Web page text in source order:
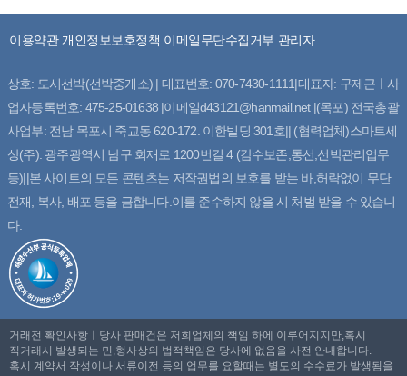
이용약관 개인정보보호정책 이메일무단수집거부 관리자
상호: 도시선박(선박중개소) | 대표번호: 070-7430-1111|대표자: 구제근ㅣ사
업자등록번호: 475-25-01638 |이메일d43121@hanmail.net |(목포) 전국총괄
사업부: 전남 목포시 죽교동 620-172. 이한빌딩 301호|| (협력업체)스마트세
상(주): 광주광역시 남구 회재로 1200번길 4 (감수보존,통선,선박관리업무
등)||본 사이트의 모든 콘텐츠는 저작권법의 보호를 받는 바,허락없이 무단
전재, 복사, 배포 등을 금합니다.이를 준수하지 않을 시 처벌 받을 수 있습니
다.
거래전 확인사항ㅣ당사 판매건은 저희업체의 책임 하에 이루어지지만,혹시
직거래시 발생되는 민,형사상의 법적책임은 당사에 없음을 사전 안내합니다.
혹시 계약서 작성이나 서류이전 등의 업무를 요할때는 별도의 수수료가 발생됨을